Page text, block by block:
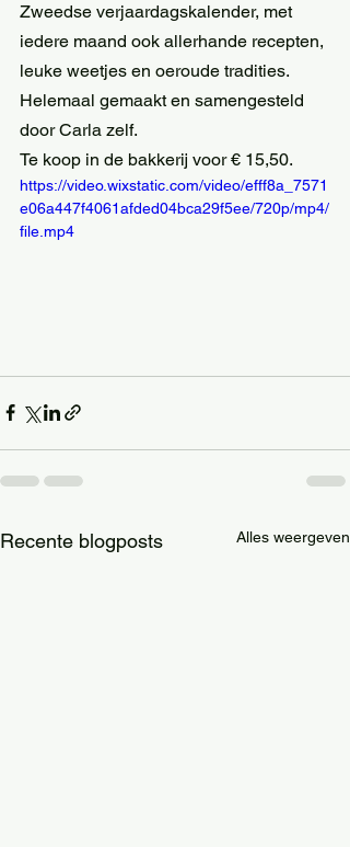
Zweedse verjaardagskalender, met
iedere maand ook allerhande recepten,
leuke weetjes en oeroude tradities.
Helemaal gemaakt en samengesteld
door Carla zelf.
Te koop in de bakkerij voor € 15,50.
https://video.wixstatic.com/video/efff8a_7571
e06a447f4061afded04bca29f5ee/720p/mp4/
file.mp4
Recente blogposts Alles weergeven